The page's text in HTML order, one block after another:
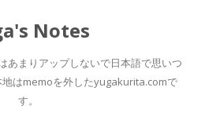
Notes
あまりアップしないで日本語で思いつ
はmemoを外したyugakurita.comで
す。